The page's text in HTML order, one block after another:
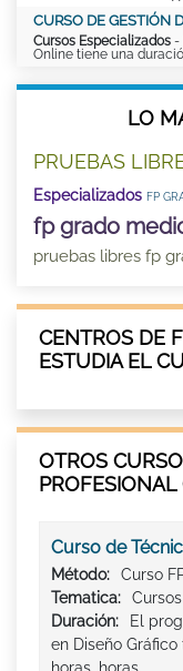
CURSO DE GESTIÓN
Cursos Especializados -
Online tiene una
LO
PRUEBAS
Especializados FP
fp grado
pruebas libres fp
CENTROS DE
ESTUDIA EL
OTROS
Curso de
Método:
Curso
Tematica:
Duración:
El
en Diseño
horas. horas